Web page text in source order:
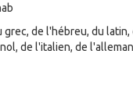
de l'hébreu, du latin,
de l'italien, de